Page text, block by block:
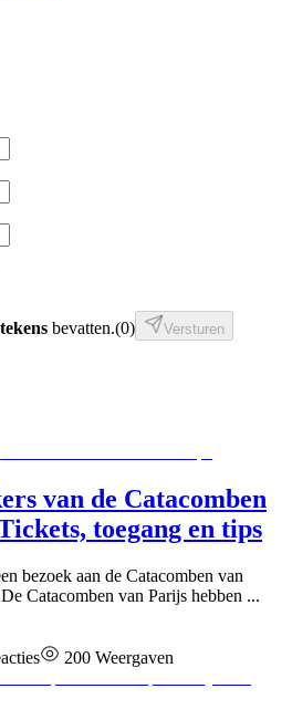
bevatten.(0) Versturen
van de Catacomben
toegang en tips
bezoek aan de Catacomben van
Catacomben van Parijs hebben ...
200 Weergaven